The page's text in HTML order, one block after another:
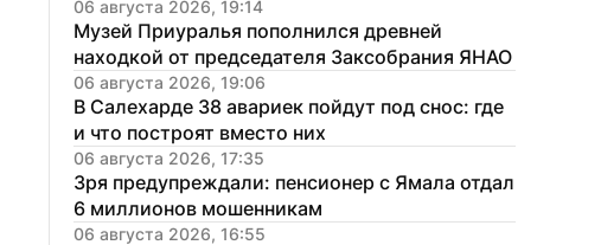
06 августа 2026, 19:14
Музей Приуралья пополнился древней
находкой от председателя Заксобрания ЯНАО
06 августа 2026, 19:06
В Салехарде 38 авариек пойдут под снос: где
и что построят вместо них
06 августа 2026, 17:35
Зря предупреждали: пенсионер с Ямала отдал
6 миллионов мошенникам
06 августа 2026, 16:55